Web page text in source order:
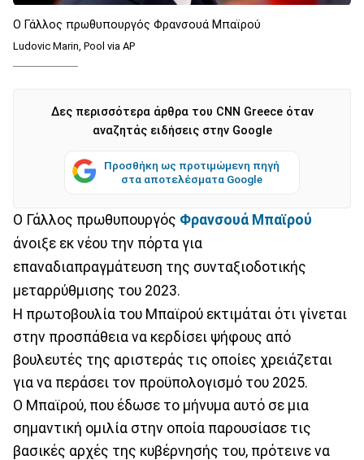
Ο Γάλλος πρωθυπουργός Φρανσουά Μπαϊρού
Ludovic Marin, Pool via AP
Δες περισσότερα άρθρα του CNN Greece όταν
αναζητάς ειδήσεις στην Google
Προσθήκη ως προτιμώμενη πηγή
στα αποτελέσματα Google
Ο Γάλλος πρωθυπουργός Φρανσουά Μπαϊρού
άνοιξε εκ νέου την πόρτα για
επαναδιαπραγμάτευση της συνταξιοδοτικής
μεταρρύθμισης του 2023.
Η πρωτοβουλία του Μπαϊρού εκτιμάται ότι γίνεται
στην προσπάθεια να κερδίσει ψήφους από
βουλευτές της αριστεράς τις οποίες χρειάζεται
για να περάσει τον προϋπολογισμό του 2025.
Ο Μπαϊρού, που έδωσε το μήνυμα αυτό σε μια
σημαντική ομιλία στην οποία παρουσίασε τις
βασικές αρχές της κυβέρνησής του, πρότεινε να